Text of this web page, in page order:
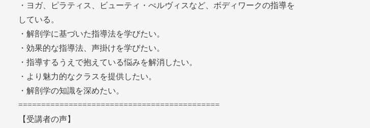
・ヨガ、ピラティス、ビューティ・ぺルヴィスなど、ボディワークの指導を
している。
・解剖学に基づいた指導法を学びたい。
・効果的な指導法、声掛けを学びたい。
・指導するうえで抱えている悩みを解消したい。
・より魅力的なクラスを提供したい。
・解剖学の知識を深めたい。
============================================
【受講者の声】